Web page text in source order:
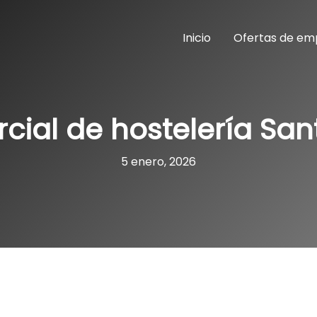
Inicio Ofertas de
de hostelería
5 enero, 2026